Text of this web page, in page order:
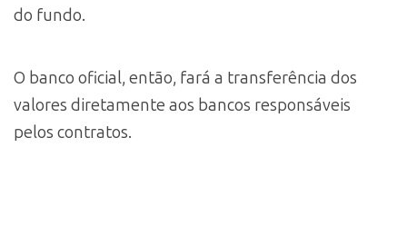
do fundo.
O banco oficial, então, fará a transferência dos
valores diretamente aos bancos responsáveis
pelos contratos.